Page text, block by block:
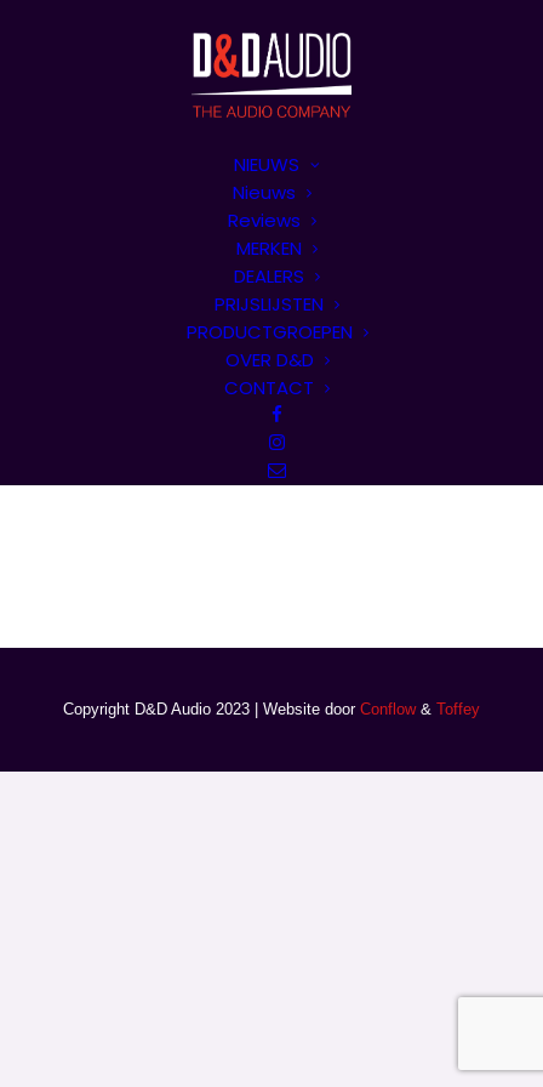
NIEUWS
Nieuws
Reviews
MERKEN
DEALERS
PRIJSLIJSTEN
PRODUCTGROEPEN
OVER D&D
CONTACT
Copyright D&D Audio 2023 | Website door Conflow& Toffey